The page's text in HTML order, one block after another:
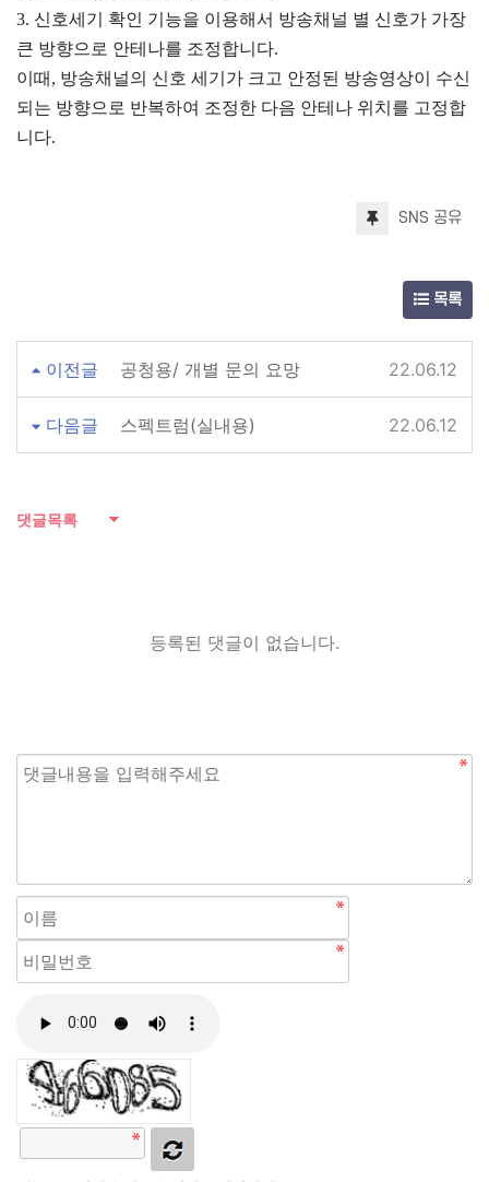
3. 신호세기 확인 기능을 이용해서 방송채널 별 신호가 가장
큰 방향으로 안테나를 조정합니다.
이때, 방송채널의 신호 세기가 크고 안정된 방송영상이 수신
되는 방향으로 반복하여 조정한 다음 안테나 위치를 고정합
니다.
SNS 공유
목록
이전글 공청용/ 개별 문의 요망 22.06.12
다음글 스펙트럼(실내용) 22.06.12
댓글목록
등록된 댓글이 없습니다.